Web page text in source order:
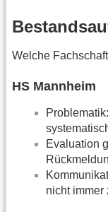
Welche
HS Mannheim
Evaluation
nicht immer